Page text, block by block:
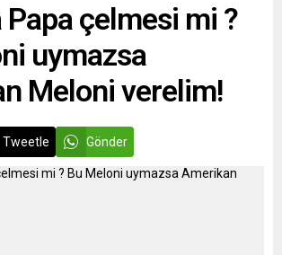
Papa çelmesi mi ?
uymazsa
Meloni verelim!
Tweetle Gönder